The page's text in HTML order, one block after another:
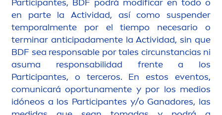
Participantes, BDF podrá modificar en todo o
en parte la Actividad, así como suspender
temporalmente por el tiempo necesario o
terminar anticipadamente la Actividad, sin que
BDF sea responsable por tales circunstancias ni
asuma responsabilidad frente a los
Participantes, o terceros. En estos eventos,
comunicará oportunamente y por los medios
idóneos a los Participantes y/o Ganadores, las